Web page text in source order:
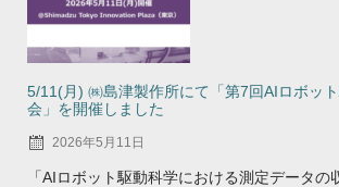
5/11(月) ㈱島津製作所にて「第7回AIロボッ
会」を開催しました
2026年5月11日
「AIロボット駆動科学における測定データの